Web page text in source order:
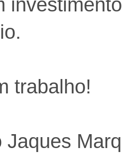
trabalho!
Jaques